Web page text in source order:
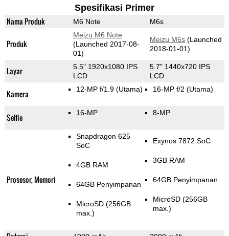
Spesifikasi Primer
Nama Produk M6 Note M6s
Produk
Meizu M6 Note
(Launched 2017-08-
01)
Meizu M6s(Launched
2018-01-01)
Layar
5.5" 1920x1080 IPS
LCD
5.7" 1440x720 IPS
LCD
Kamera 12-MP f/1.9 (Utama) 16-MP f/2 (Utama)
Selfie 16-MP 8-MP
Prosesor, Memori
Snapdragon 625
SoC
4GB RAM
64GB Penyimpanan
MicroSD (256GB
max.)
Exynos 7872 SoC
3GB RAM
64GB Penyimpanan
MicroSD (256GB
max.)